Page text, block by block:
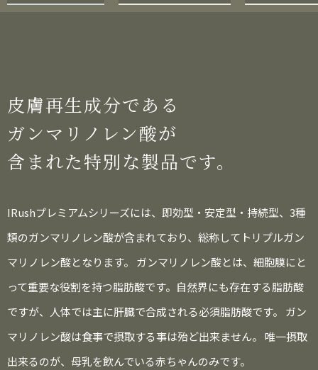
皮膚再生成分である
ガンマリノレン酸が
含まれた特別な製品です。
IRushプレミアムシリーズには、即効型・安定型・持続型、3種
類のガンマリノレン酸が含まれており、総称してトリプルガン
マリノレン酸となります。 ガンマリノレン酸とは、細胞膜にと
って重要な役割を持つ脂肪酸です。自然界にも存在する脂肪酸
ですが、人体では主に肝臓で合成される必須脂肪酸です。 ガン
マリノレン酸は食事で摂取する事は殆ど出来ません。 唯一摂取
出来るのが、母乳を飲んでいる赤ちゃんのみです。